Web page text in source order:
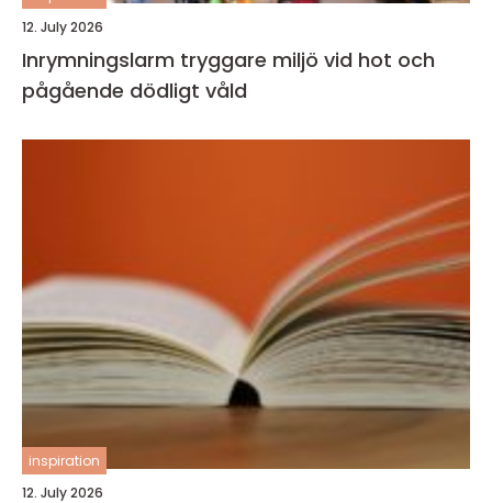
12. July 2026
Inrymningslarm tryggare miljö vid hot och
pågående dödligt våld
inspiration
12. July 2026